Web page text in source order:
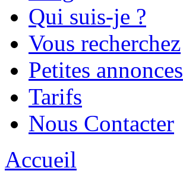
Qui suis-je ?
Vous recherchez
Petites annonces
Tarifs
Nous Contacter
Vous êtes ici
Accueil